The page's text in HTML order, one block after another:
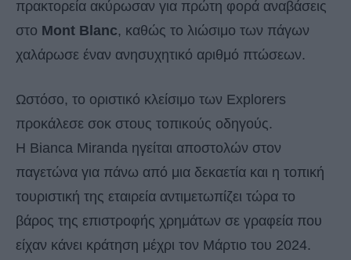
πρακτορεία ακύρωσαν για πρώτη φορά αναβάσεις
στο Mont Blanc, καθώς το λιώσιμο των πάγων
χαλάρωσε έναν ανησυχητικό αριθμό πτώσεων.
Ωστόσο, το οριστικό κλείσιμο των Explorers
προκάλεσε σοκ στους τοπικούς οδηγούς.
Η Bianca Miranda ηγείται αποστολών στον
παγετώνα για πάνω από μια δεκαετία και η τοπική
τουριστική της εταιρεία αντιμετωπίζει τώρα το
βάρος της επιστροφής χρημάτων σε γραφεία που
είχαν κάνει κράτηση μέχρι τον Μάρτιο του 2024.